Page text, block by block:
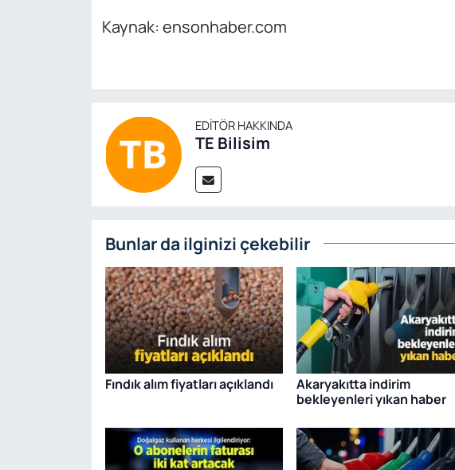
Kaynak: ensonhaber.com
EDITÖR HAKKINDA
TE Bilisim
Bunlar da ilginizi çekebilir
Fındık alım fiyatları açıklandı
Akaryakıtta indirim
bekleyenleri yıkan haber